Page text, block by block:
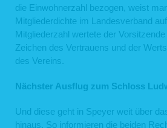
die Einwohnerzahl bezogen, weist
Mitgliederdichte im Landesverband
Mitgliederzahl wertete der
Zeichen des Vertrauens und der
des Vereins.
Nächster Ausflug zum Schloss
Und diese geht in Speyer weit über
hinaus. So informieren die beiden